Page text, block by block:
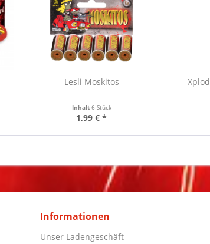
Lesli Moskitos
Inhalt 6 Stück
1,99 € *
Informationen
Unser Ladengeschäft